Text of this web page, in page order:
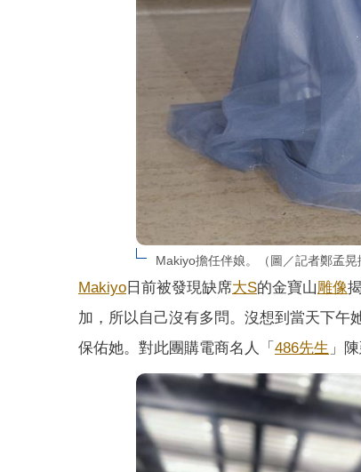
Makiyo擔任伴娘。（圖／記者鄭孟晃
Makiyo 日前被發現缺席大S的金寶山雕像
加，所以自己沒有多問。沒想到當天下午
保佑她。對此團購電商名人「 486先生 」